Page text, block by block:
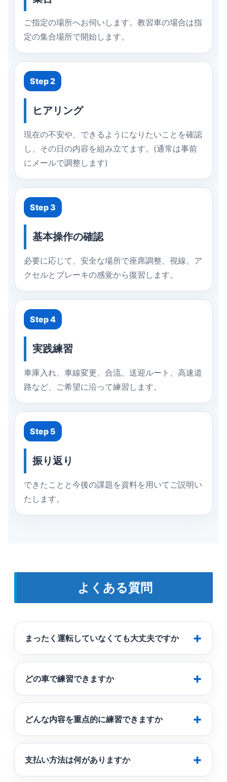
ご指定の場所へお伺いします。教習車の場合は指
定の集合場所で開始します。
Step 2
ヒアリング
現在の不安や、できるようになりたいことを確認
し、その日の内容を組み立てます。(通常は事前
にメールで調整します)
Step 3
基本操作の確認
必要に応じて、安全な場所で座席調整、視線、ア
クセルとブレーキの感覚から復習します。
Step 4
実践練習
車庫入れ、車線変更、合流、送迎ルート、高速道
路など、ご希望に沿って練習します。
Step 5
振り返り
できたことと今後の課題を資料を用いてご説明い
たします。
よくある質問
まったく運転していなくても大丈夫ですか
どの車で練習できますか
どんな内容を重点的に練習できますか
支払い方法は何がありますか